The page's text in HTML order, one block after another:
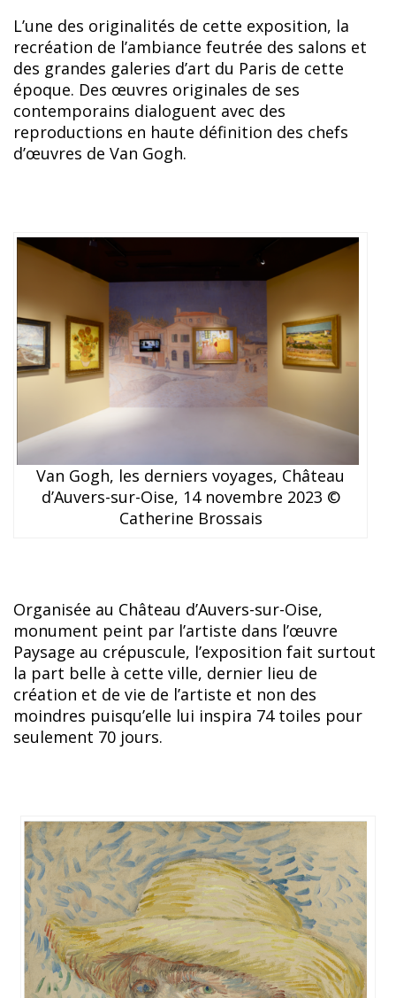
L’une des originalités de cette exposition, la
recréation de l’ambiance feutrée des salons et
des grandes galeries d’art du Paris de cette
époque. Des œuvres originales de ses
contemporains dialoguent avec des
reproductions en haute définition des chefs
d’œuvres de Van Gogh.
Van Gogh, les derniers voyages, Château
d’Auvers-sur-Oise, 14 novembre 2023 ©
Catherine Brossais
Organisée au Château d’Auvers-sur-Oise,
monument peint par l’artiste dans l’œuvre
Paysage au crépuscule, l’exposition fait surtout
la part belle à cette ville, dernier lieu de
création et de vie de l’artiste et non des
moindres puisqu’elle lui inspira 74 toiles pour
seulement 70 jours.